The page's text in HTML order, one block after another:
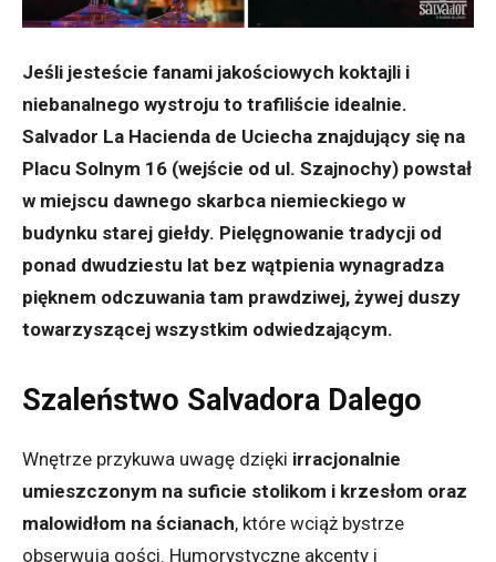
Jeśli jesteście fanami jakościowych koktajli i
niebanalnego wystroju to trafiliście idealnie.
Salvador La Hacienda de Uciecha znajdujący się na
Placu Solnym 16 (wejście od ul. Szajnochy) powstał
w miejscu dawnego skarbca niemieckiego w
budynku starej giełdy. Pielęgnowanie tradycji od
ponad dwudziestu lat bez wątpienia wynagradza
pięknem odczuwania tam prawdziwej, żywej duszy
towarzyszącej wszystkim odwiedzającym.
Szaleństwo Salvadora Dalego
Wnętrze przykuwa uwagę dzięki irracjonalnie
umieszczonym na suficie stolikom i krzesłom oraz
malowidłom na ścianach, które wciąż bystrze
obserwują gości. Humorystyczne akcenty i